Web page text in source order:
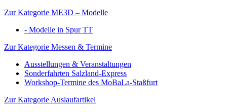
Zur Kategorie ME3D – Modelle
- Modelle in Spur TT
Zur Kategorie Messen & Termine
Ausstellungen & Veranstaltungen
Sonderfahrten Salzland-Express
Workshop-Termine des MoBaLa-Staßfurt
Zur Kategorie Auslaufartikel